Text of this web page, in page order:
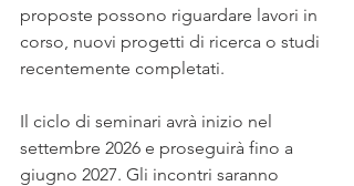
proposte possono riguardare lavori in
corso, nuovi progetti di ricerca o studi
recentemente completati.
Il ciclo di seminari avrà inizio nel
settembre 2026 e proseguirà fino a
giugno 2027. Gli incontri saranno